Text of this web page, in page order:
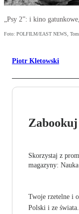
„Psy 2”: i kino
Foto: POLFILM/EAST NEWS,
Piotr Kletowski
Skorzystaj z
magazyny:
Twoje rzetelne i
Polski i ze świata.